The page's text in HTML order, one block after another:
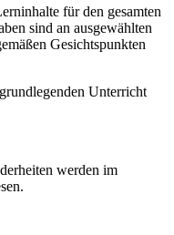
für den gesamten
sind an ausgewählten
Gesichtspunkten
Unterricht
werden im